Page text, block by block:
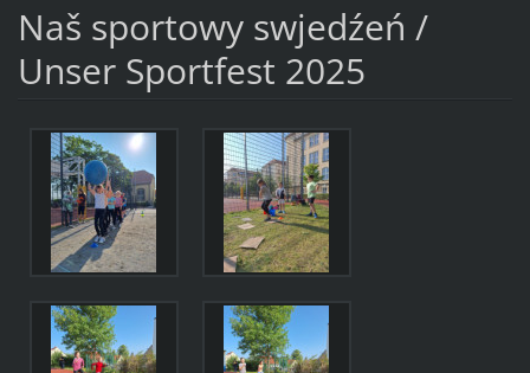
Naš sportowy swjedźeń /
Unser Sportfest 2025